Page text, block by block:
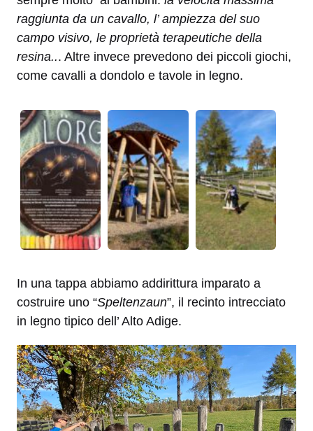
raggiunta da un cavallo, l’ ampiezza del suo
campo visivo, le proprietà terapeutiche della
resina... Altre invece prevedono dei piccoli giochi,
come cavalli a dondolo e tavole in legno.
In una tappa abbiamo addirittura imparato a
costruire uno “Speltenzaun”, il recinto intrecciato
in legno tipico dell’ Alto Adige.